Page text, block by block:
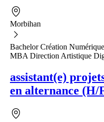
Morbihan
Bachelor Création Numérique
MBA Direction Artistique
assistant(e)
en alternance (H/